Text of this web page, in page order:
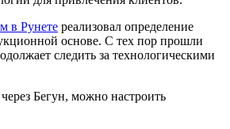
в Рунете реализовал определение
основе. С тех пор прошли
следить за технологическими
Бегун, можно настроить